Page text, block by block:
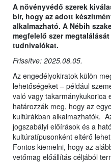
A növényvédő szerek
bír, hogy az adott
alkalmazható. A Nébih
megfelelő szer
tudnivalókat.
Frissítve: 2025.08.05.
Az engedélyokiratok külön
lehetőségeket – például
való vagy takarmánykukorica
határozzák meg, hogy az
kultúrákban alkalmazhatók.
jogszabályi előírások és a
kultúratípusonként eltérő
Fontos kiemelni, hogy az
vetőmag előállítás céljából